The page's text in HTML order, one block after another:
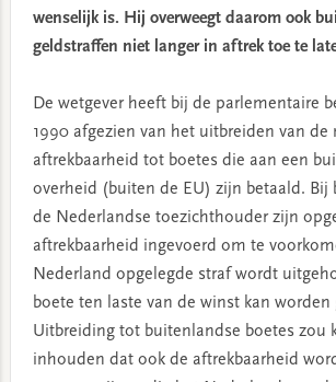
wenselijk is. Hij overweegt daarom ook
geldstraffen niet langer in aftrek toe te
De wetgever heeft bij de parlementaire
1990 afgezien van het uitbreiden van de
aftrekbaarheid tot boetes die aan een
overheid (buiten de EU) zijn betaald. Bij
de Nederlandse toezichthouder zijn
aftrekbaarheid ingevoerd om te
Nederland opgelegde straf wordt
boete ten laste van de winst kan worden
Uitbreiding tot buitenlandse boetes zou
inhouden dat ook de aftrekbaarheid